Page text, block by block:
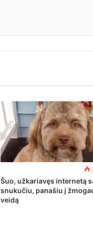
Šuo, užkariavęs internetą
snukučiu, panašiu į
veidą